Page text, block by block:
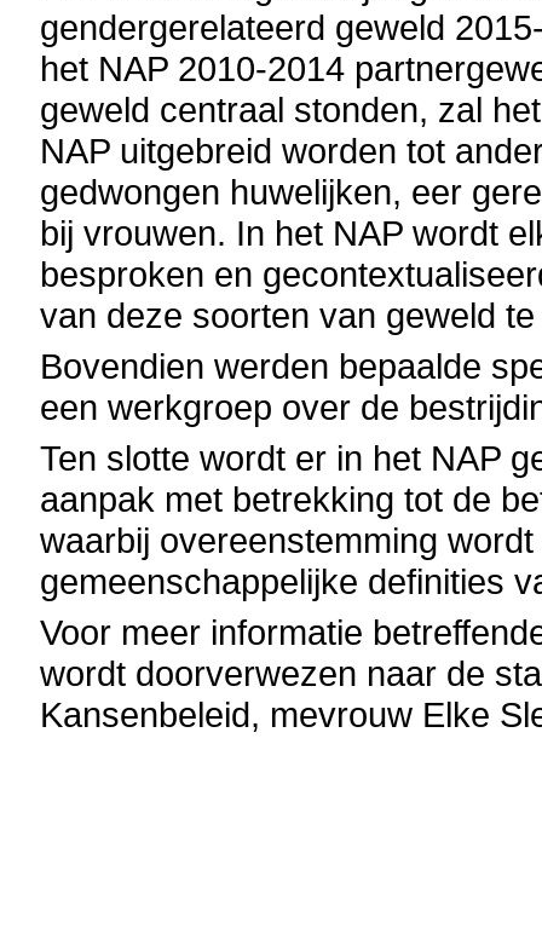
gendergerelateerd geweld
het NAP 2010-2014
geweld centraal stonden, zal
NAP uitgebreid worden tot
gedwongen huwelijken, eer
bij vrouwen. In het NAP wordt
besproken en
van deze soorten van geweld
Bovendien werden bepaalde
een werkgroep over de
Ten slotte wordt er in het NAP
aanpak met betrekking tot de
waarbij overeenstemming
gemeenschappelijke definities
Voor meer informatie
wordt doorverwezen naar de
Kansenbeleid, mevrouw Elke